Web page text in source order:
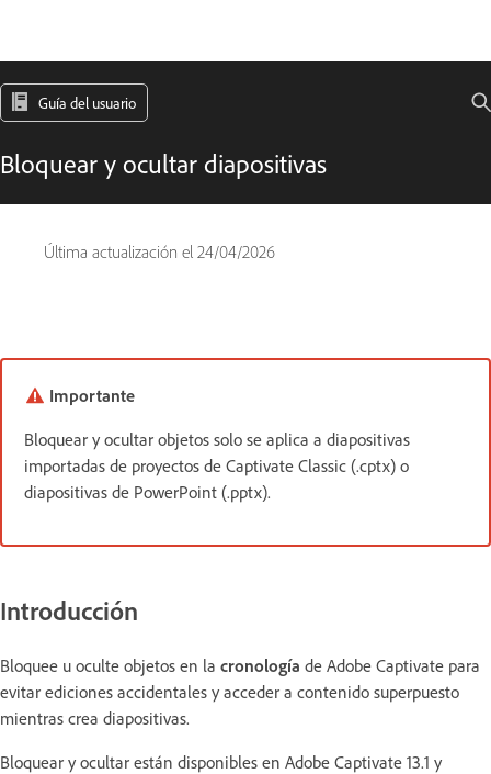
Guía del usuario
Bloquear y ocultar diapositivas
Última actualización el 24/04/2026
Importante
Bloquear y ocultar objetos solo se aplica a diapositivas
importadas de proyectos de Captivate Classic (.cptx) o
diapositivas de PowerPoint (.pptx).
Introducción
Bloquee u oculte objetos en la cronología de Adobe Captivate para
evitar ediciones accidentales y acceder a contenido superpuesto
mientras crea diapositivas.
Bloquear y ocultar están disponibles en Adobe Captivate 13.1 y